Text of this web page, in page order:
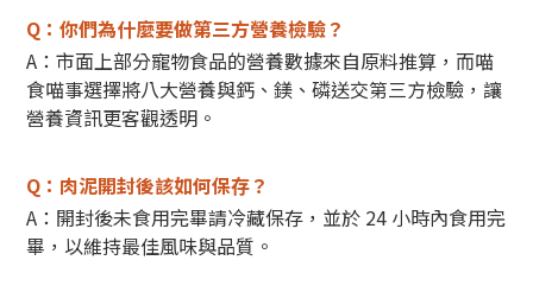
Q：你們為什麼要做第三方營養檢驗？
A：市面上部分寵物食品的營養數據來自原料推算，而喵
食喵事選擇將八大營養與鈣、鎂、磷送交第三方檢驗，讓
營養資訊更客觀透明。
Q：肉泥開封後該如何保存？
A：開封後未食用完畢請冷藏保存，並於 24 小時內食用完
畢，以維持最佳風味與品質。